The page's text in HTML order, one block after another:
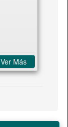
Ver Más